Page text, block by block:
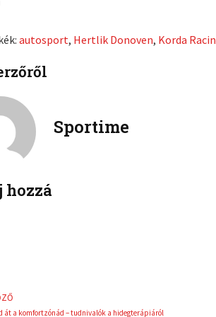
o
f
b
o
autosport, Hertlik Donoven, Korda
Sportime
hozzá
át a komfortzónád – tudnivalók a hidegterápiáról